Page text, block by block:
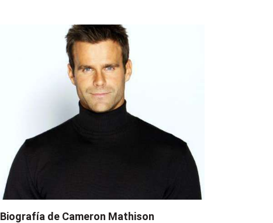
Biografía de Cameron Mathison